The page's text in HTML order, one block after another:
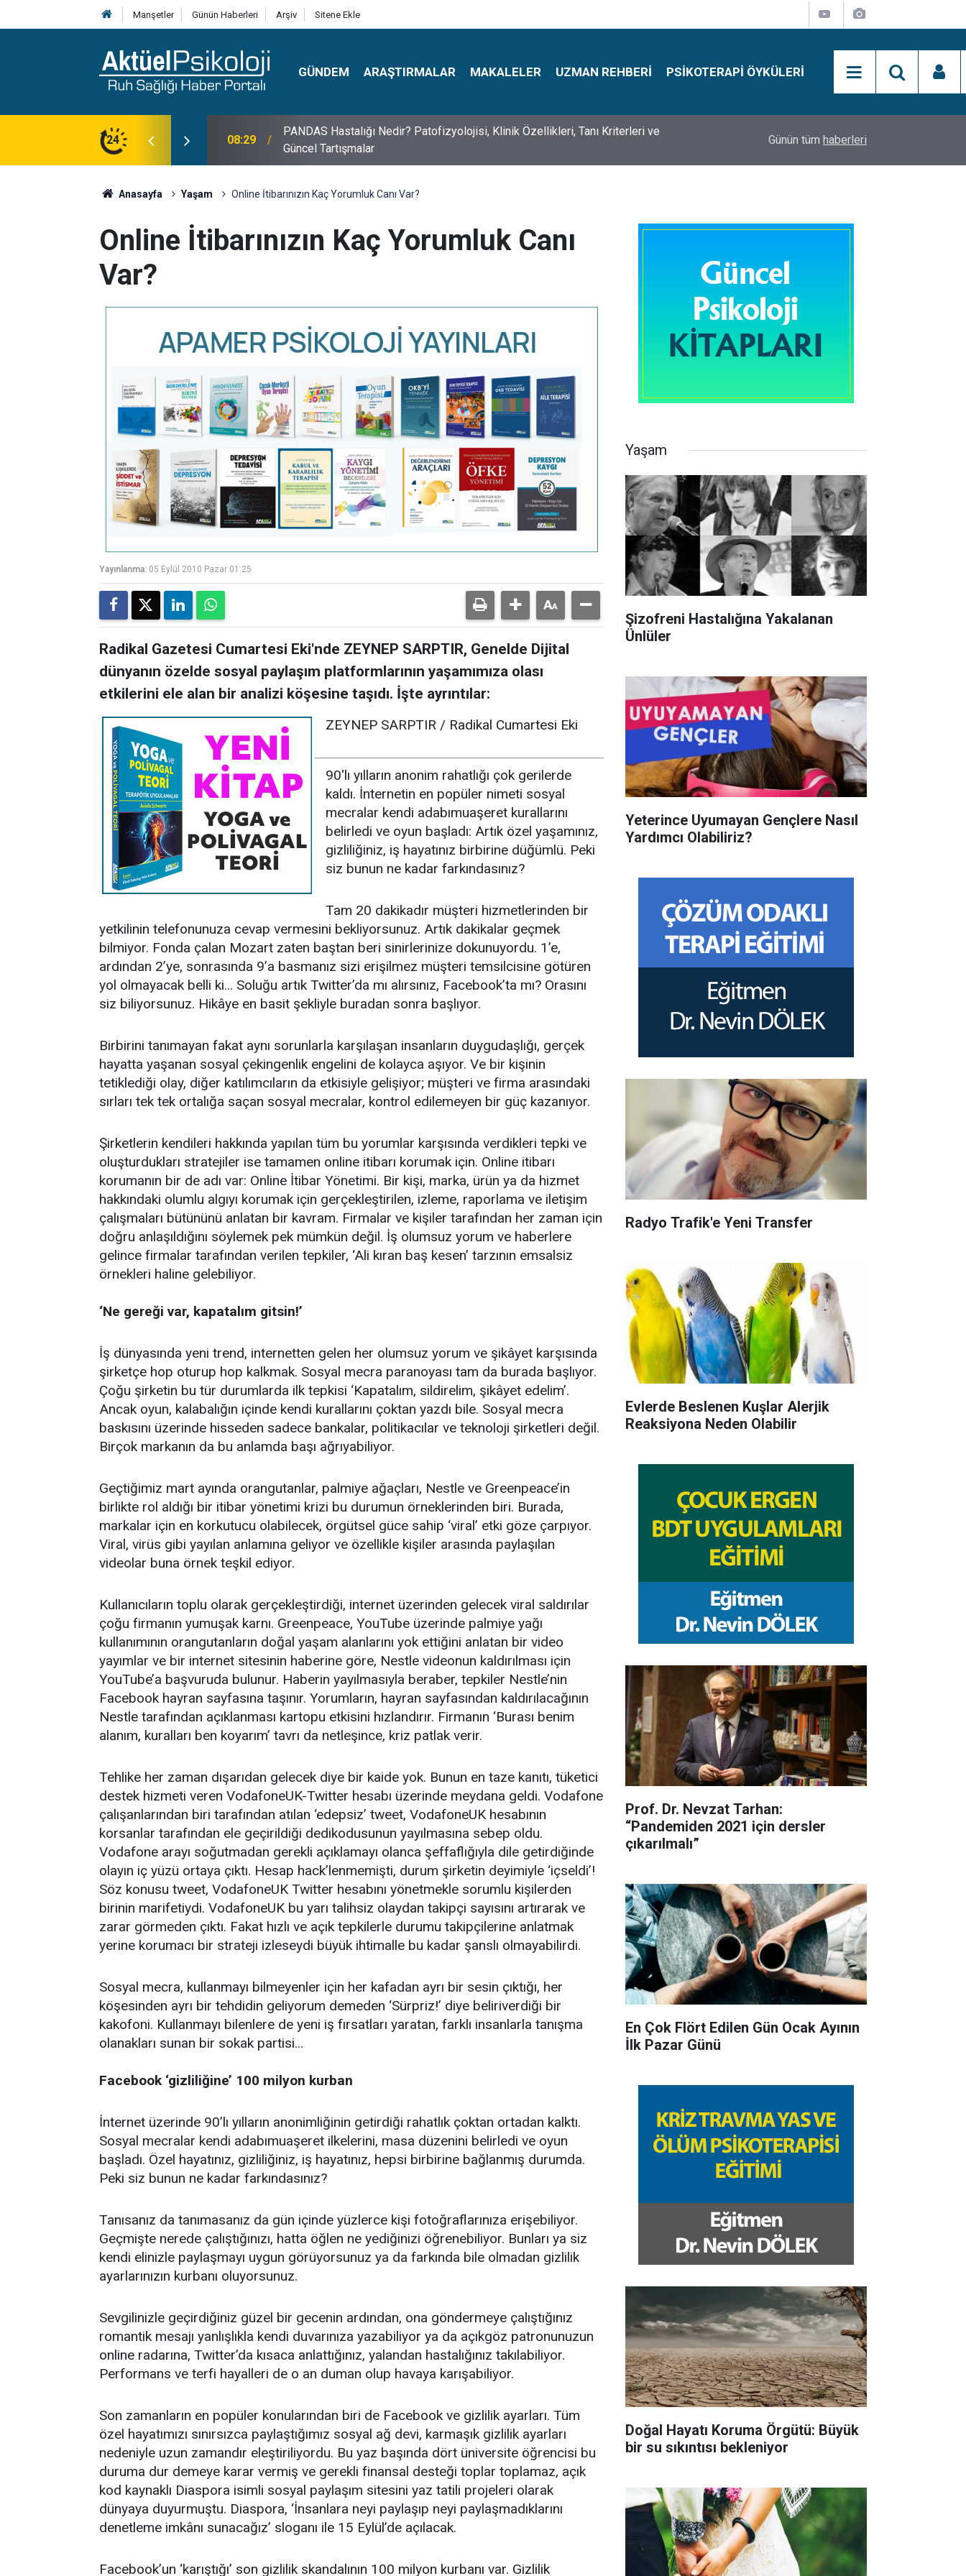
Manşetler Günün Haberleri Arşiv Sitene Ekle
GÜNDEM ARAŞTIRMALAR MAKALELER UZMAN REHBERI PSIKOTERAPI ÖYKÜLERI
24
Klinik Özellikleri, Tanı Kriterleri ve
10:30 10 Mayıs Psikologlar Günü Nasıl Ortaya Çıktı? 10 Mayıs Tarihinin Hikayesi Simon Says Dikkat Programı Nedir?
Günün tüm haberleri
Anasayfa Yaşam Online İtibarınızın Kaç Yorumluk Canı Var?
Online İtibarınızın Kaç Yorumluk Canı
Var?
Yayınlanma: 05 Eylül 2010 Pazar 01:25
Radikal Gazetesi Cumartesi Eki'nde ZEYNEP SARPTIR, Genelde Dijital
dünyanın özelde sosyal paylaşım platformlarının yaşamımıza olası
etkilerini ele alan bir analizi köşesine taşıdı. İşte ayrıntılar:
ZEYNEP SARPTIR / Radikal Cumartesi Eki
90'lı yılların anonim rahatlığı çok gerilerde
kaldı. İnternetin en popüler nimeti sosyal
mecralar kendi adabımuaşeret kurallarını
belirledi ve oyun başladı: Artık özel yaşamınız,
gizliliğiniz, iş hayatınız birbirine düğümlü. Peki
siz bunun ne kadar farkındasınız?
Tam 20 dakikadır müşteri hizmetlerinden bir
yetkilinin telefonunuza cevap vermesini bekliyorsunuz. Artık dakikalar geçmek
bilmiyor. Fonda çalan Mozart zaten baştan beri sinirlerinize dokunuyordu. 1’e,
ardından 2’ye, sonrasında 9’a basmanız sizi erişilmez müşteri temsilcisine götüren
yol olmayacak belli ki... Soluğu artık Twitter’da mı alırsınız, Facebook’ta mı? Orasını
siz biliyorsunuz. Hikâye en basit şekliyle buradan sonra başlıyor.
Birbirini tanımayan fakat aynı sorunlarla karşılaşan insanların duygudaşlığı, gerçek
hayatta yaşanan sosyal çekingenlik engelini de kolayca aşıyor. Ve bir kişinin
tetiklediği olay, diğer katılımcıların da etkisiyle gelişiyor; müşteri ve firma arasındaki
sırları tek tek ortalığa saçan sosyal mecralar, kontrol edilemeyen bir güç kazanıyor.
Şirketlerin kendileri hakkında yapılan tüm bu yorumlar karşısında verdikleri tepki ve
oluşturdukları stratejiler ise tamamen online itibarı korumak için. Online itibarı
korumanın bir de adı var: Online İtibar Yönetimi. Bir kişi, marka, ürün ya da hizmet
hakkındaki olumlu algıyı korumak için gerçekleştirilen, izleme, raporlama ve iletişim
çalışmaları bütününü anlatan bir kavram. Firmalar ve kişiler tarafından her zaman için
doğru anlaşıldığını söylemek pek mümkün değil. İş olumsuz yorum ve haberlere
gelince firmalar tarafından verilen tepkiler, ‘Ali kıran baş kesen’ tarzının emsalsiz
örnekleri haline gelebiliyor.
‘Ne gereği var, kapatalım gitsin!’
İş dünyasında yeni trend, internetten gelen her olumsuz yorum ve şikâyet karşısında
şirketçe hop oturup hop kalkmak. Sosyal mecra paranoyası tam da burada başlıyor.
Çoğu şirketin bu tür durumlarda ilk tepkisi ‘Kapatalım, sildirelim, şikâyet edelim’.
Ancak oyun, kalabalığın içinde kendi kurallarını çoktan yazdı bile. Sosyal mecra
baskısını üzerinde hisseden sadece bankalar, politikacılar ve teknoloji şirketleri değil.
Birçok markanın da bu anlamda başı ağrıyabiliyor.
Geçtiğimiz mart ayında orangutanlar, palmiye ağaçları, Nestle ve Greenpeace’in
birlikte rol aldığı bir itibar yönetimi krizi bu durumun örneklerinden biri. Burada,
markalar için en korkutucu olabilecek, örgütsel güce sahip ‘viral’ etki göze çarpıyor.
Viral, virüs gibi yayılan anlamına geliyor ve özellikle kişiler arasında paylaşılan
videolar buna örnek teşkil ediyor.
Kullanıcıların toplu olarak gerçekleştirdiği, internet üzerinden gelecek viral saldırılar
çoğu firmanın yumuşak karnı. Greenpeace, YouTube üzerinde palmiye yağı
kullanımının orangutanların doğal yaşam alanlarını yok ettiğini anlatan bir video
yayımlar ve bir internet sitesinin haberine göre, Nestle videonun kaldırılması için
YouTube’a başvuruda bulunur. Haberin yayılmasıyla beraber, tepkiler Nestle’nin
Facebook hayran sayfasına taşınır. Yorumların, hayran sayfasından kaldırılacağının
Nestle tarafından açıklanması kartopu etkisini hızlandırır. Firmanın ‘Burası benim
alanım, kuralları ben koyarım’ tavrı da netleşince, kriz patlak verir.
Tehlike her zaman dışarıdan gelecek diye bir kaide yok. Bunun en taze kanıtı, tüketici
destek hizmeti veren VodafoneUK-Twitter hesabı üzerinde meydana geldi. Vodafone
çalışanlarından biri tarafından atılan ‘edepsiz’ tweet, VodafoneUK hesabının
korsanlar tarafından ele geçirildiği dedikodusunun yayılmasına sebep oldu.
Vodafone arayı soğutmadan gerekli açıklamayı olanca şeffaflığıyla dile getirdiğinde
olayın iç yüzü ortaya çıktı. Hesap hack’lenmemişti, durum şirketin deyimiyle ‘içseldi’!
Söz konusu tweet, VodafoneUK Twitter hesabını yönetmekle sorumlu kişilerden
birinin marifetiydi. VodafoneUK bu yarı talihsiz olaydan takipçi sayısını artırarak ve
zarar görmeden çıktı. Fakat hızlı ve açık tepkilerle durumu takipçilerine anlatmak
yerine korumacı bir strateji izleseydi büyük ihtimalle bu kadar şanslı olmayabilirdi.
Sosyal mecra, kullanmayı bilmeyenler için her kafadan ayrı bir sesin çıktığı, her
köşesinden ayrı bir tehdidin geliyorum demeden ‘Sürpriz!’ diye beliriverdiği bir
kakofoni. Kullanmayı bilenlere de yeni iş fırsatları yaratan, farklı insanlarla tanışma
olanakları sunan bir sokak partisi...
Facebook ‘gizliliğine’ 100 milyon kurban
İnternet üzerinde 90’lı yılların anonimliğinin getirdiği rahatlık çoktan ortadan kalktı.
Sosyal mecralar kendi adabımuaşeret ilkelerini, masa düzenini belirledi ve oyun
başladı. Özel hayatınız, gizliliğiniz, iş hayatınız, hepsi birbirine bağlanmış durumda.
Peki siz bunun ne kadar farkındasınız?
Tanısanız da tanımasanız da gün içinde yüzlerce kişi fotoğraflarınıza erişebiliyor.
Geçmişte nerede çalıştığınızı, hatta öğlen ne yediğinizi öğrenebiliyor. Bunları ya siz
kendi elinizle paylaşmayı uygun görüyorsunuz ya da farkında bile olmadan gizlilik
ayarlarınızın kurbanı oluyorsunuz.
Sevgilinizle geçirdiğiniz güzel bir gecenin ardından, ona göndermeye çalıştığınız
romantik mesajı yanlışlıkla kendi duvarınıza yazabiliyor ya da açıkgöz patronunuzun
online radarına, Twitter’da kısaca anlattığınız, yalandan hastalığınız takılabiliyor.
Performans ve terfi hayalleri de o an duman olup havaya karışabiliyor.
Son zamanların en popüler konularından biri de Facebook ve gizlilik ayarları. Tüm
özel hayatımızı sınırsızca paylaştığımız sosyal ağ devi, karmaşık gizlilik ayarları
nedeniyle uzun zamandır eleştiriliyordu. Bu yaz başında dört üniversite öğrencisi bu
duruma dur demeye karar vermiş ve gerekli finansal desteği toplar toplamaz, açık
kod kaynaklı Diaspora isimli sosyal paylaşım sitesini yaz tatili projeleri olarak
dünyaya duyurmuştu. Diaspora, ‘İnsanlara neyi paylaşıp neyi paylaşmadıklarını
denetleme imkânı sunacağız’ sloganı ile 15 Eylül’de açılacak.
Facebook’un ‘karıştığı’ son gizlilik skandalının 100 milyon kurbanı var. Gizlilik
Yaşam
Şizofreni Hastalığına Yakalanan
Ünlüler
Yeterince Uyumayan Gençlere Nasıl
Yardımcı Olabiliriz?
Radyo Trafik'e Yeni Transfer
Evlerde Beslenen Kuşlar Alerjik
Reaksiyona Neden Olabilir
Prof. Dr. Nevzat Tarhan:
“Pandemiden 2021 için dersler
çıkarılmalı”
En Çok Flört Edilen Gün Ocak Ayının
İlk Pazar Günü
Doğal Hayatı Koruma Örgütü: Büyük
bir su sıkıntısı bekleniyor